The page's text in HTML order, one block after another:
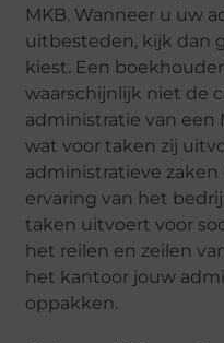
MKB. Wanneer u uw
uitbesteden, kijk dan
kiest. Een boekhouder
waarschijnlijk niet de
administratie van een
wat voor taken zij
administratieve
ervaring van het
taken uitvoert voor
het reilen en zeilen
het kantoor jouw
oppakken.